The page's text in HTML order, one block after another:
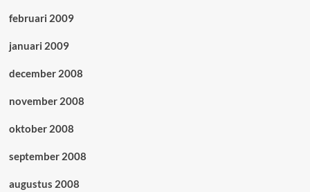
februari 2009
januari 2009
december 2008
november 2008
oktober 2008
september 2008
augustus 2008